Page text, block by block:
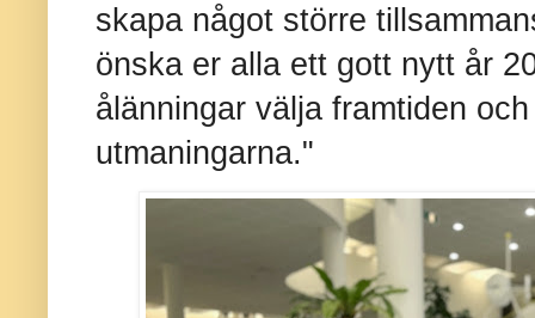
skapa något större
önska er alla ett gott nytt år
ålänningar välja framtiden
utmaningarna."